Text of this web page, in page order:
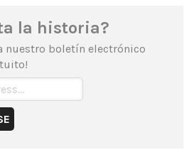
la historia?
nuestro boletín electrónico